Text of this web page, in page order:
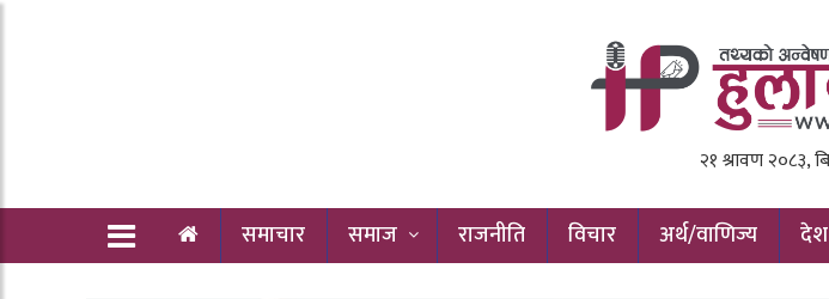
समाचार समाज राजनीति विचार अर्थ/वाणिज्य देश